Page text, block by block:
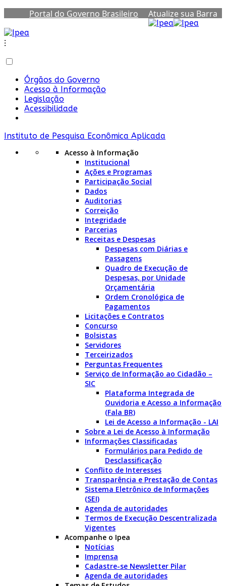
Portal do Governo Brasileiro
Atualize sua Barra
⁝
Órgãos do Governo
Acesso à Informação
Legislação
Acessibilidade
Instituto de Pesquisa Econômica Aplicada
Acesso à Informação
Institucional
Ações e Programas
Participação Social
Dados
Auditorias
Correição
Integridade
Parcerias
Receitas e Despesas
Despesas com Diárias e
Passagens
Quadro de Execução de
Despesas, por Unidade
Orçamentária
Ordem Cronológica de
Pagamentos
Licitações e Contratos
Concurso
Bolsistas
Servidores
Terceirizados
Perguntas Frequentes
Serviço de Informação ao Cidadão –
SIC
Plataforma Integrada de
Ouvidoria e Acesso a Informação
(Fala BR)
Lei de Acesso a Informação - LAI
Sobre a Lei de Acesso à Informação
Informações Classificadas
Formulários para Pedido de
Desclassificação
Conflito de Interesses
Transparência e Prestação de Contas
Sistema Eletrônico de Informações
(SEI)
Agenda de autoridades
Termos de Execução Descentralizada
Vigentes
Acompanhe o Ipea
Notícias
Imprensa
Cadastre-se Newsletter Pilar
Agenda de autoridades